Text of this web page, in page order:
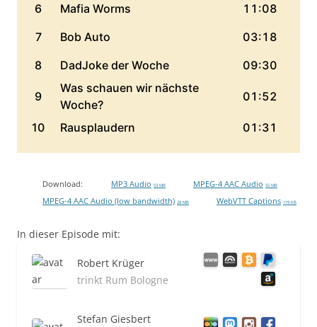
Download: MP3 Audio 53 MB MPEG-4 AAC Audio 55 MB
MPEG-4 AAC Audio (low bandwidth) 28 MB WebVTT Captions 119 KB
In dieser Episode mit:
Robert Krüger
trinkt Rum Bologne
Stefan Giesbert